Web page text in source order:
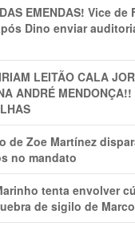
EMENDAS! Vice
Dino enviar
LEITÃO CALA
ANDRÉ
de Zoe Martínez
no mandato
tenta envolver
de sigilo de